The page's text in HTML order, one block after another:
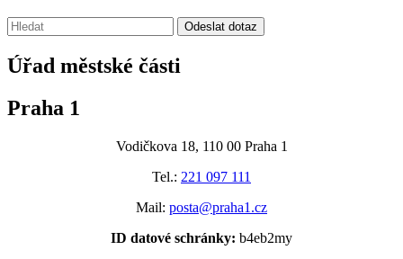
Vyhledávání: Odeslat dotaz
Úřad městské části
Praha 1
Vodičkova 18, 110 00 Praha 1
Tel.: 221 097 111
Mail: posta@praha1.cz
ID datové schránky: b4eb2my